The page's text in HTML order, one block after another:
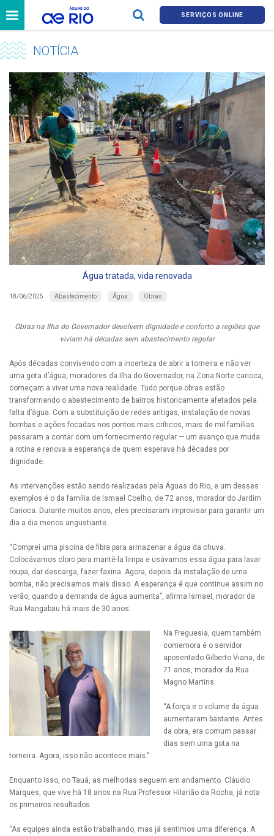
SERVIÇOS ONLINE
NOTÍCIA
Água tratada, vida renovada
18/06/2025 Abastecimento Água Obras
Obras na Ilha do Governador devolvem dignidade e conforto a regiões que
viviam há décadas sem abastecimento regular
Após décadas convivendo com a incerteza de abrir a torneira e não ver
uma gota d’água, moradores da Ilha do Governador, na Zona Norte carioca,
começam a viver uma nova realidade. Tudo porque obras estão
transformando o abastecimento de bairros historicamente afetados pela
falta d’água. Com a substituição de redes antigas, instalação de novas
bombas e ações focadas nos pontos mais críticos, mais de mil famílias
passaram a contar com um fornecimento regular — um avanço que muda
a rotina e renova a esperança de quem esperava há décadas por
dignidade.
As intervenções estão sendo realizadas pela Águas do Rio, e um desses
exemplos é o da família de Ismael Coelho, de 72 anos, morador do Jardim
Carioca. Durante muitos anos, eles precisaram improvisar para garantir um
dia a dia menos angustiante.
“Comprei uma piscina de fibra para armazenar a água da chuva.
Colocávamos cloro para mantê-la limpa e usávamos essa água para lavar
roupa, dar descarga, fazer faxina. Agora, depois da instalação de uma
bomba, não precisamos mais disso. A esperança é que continue assim no
verão, quando a demanda de água aumenta”, afirma Ismael, morador da
Rua Mangabau há mais de 30 anos.
Na Freguesia, quem também
comemora é o servidor
aposentado Gilberto Viana, de
71 anos, morador da Rua
Magno Martins:
“A força e o volume da água
aumentaram bastante. Antes
da obra, era comum passar
dias sem uma gota na
torneira. Agora, isso não acontece mais.”
Enquanto isso, no Tauá, as melhorias seguem em andamento. Cláudio
Marques, que vive há 18 anos na Rua Professor Hilarião da Rocha, já nota
os primeiros resultados:
“As equipes ainda estão trabalhando, mas já sentimos uma diferença. A